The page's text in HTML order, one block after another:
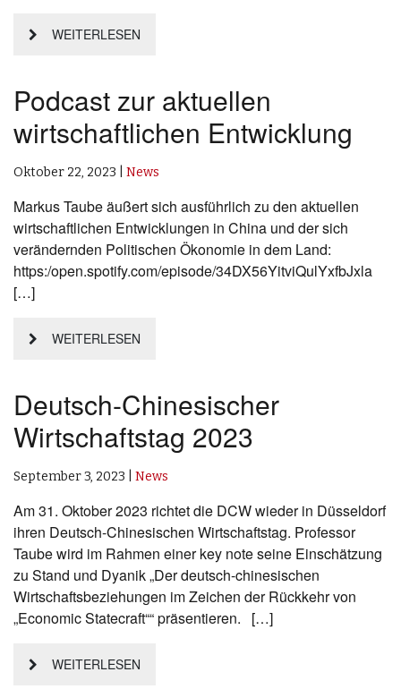
WEITERLESEN
Podcast zur aktuellen
wirtschaftlichen Entwicklung
Oktober 22, 2023 News
Markus Taube äußert sich ausführlich zu den aktuellen
wirtschaftlichen Entwicklungen in China und der sich
verändernden Politischen Ökonomie in dem Land:
https:/open.spotify.com/episode/34DX56YitviQulYxfbJxla
[…]
WEITERLESEN
Deutsch-Chinesischer
Wirtschaftstag 2023
September 3, 2023 News
Am 31. Oktober 2023 richtet die DCW wieder in Düsseldorf
ihren Deutsch-Chinesischen Wirtschaftstag. Professor
Taube wird im Rahmen einer key note seine Einschätzung
zu Stand und Dyanik „Der deutsch-chinesischen
Wirtschaftsbeziehungen im Zeichen der Rückkehr von
„Economic Statecraft““ präsentieren. […]
WEITERLESEN